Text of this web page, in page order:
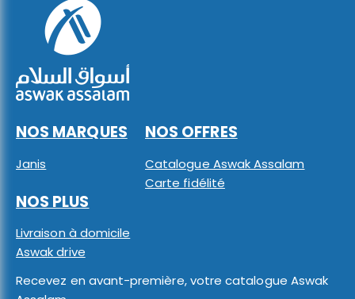
NOS MARQUES
Janis
NOS OFFRES
Catalogue Aswak Assalam
Carte fidélité
NOS PLUS
Livraison à domicile
Aswak drive
Recevez en avant-première, votre catalogue Aswak